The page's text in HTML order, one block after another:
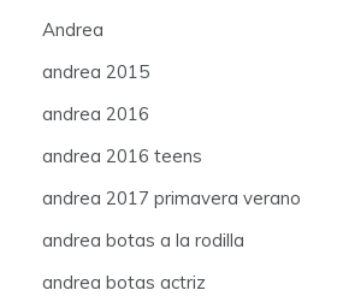
Andrea
andrea 2015
andrea 2016
andrea 2016 teens
andrea 2017 primavera verano
andrea botas a la rodilla
andrea botas actriz